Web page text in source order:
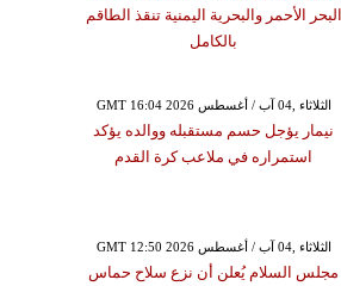
البحر الأحمر والبحرية اليمنية تنقذ الطاقم
بالكامل
GMT 16:04 2026 الثلاثاء ,04 آب / أغسطس
نيمار يؤجل حسم مستقبله ووالده يؤكد
استمراره في ملاعب كرة القدم
GMT 12:50 2026 الثلاثاء ,04 آب / أغسطس
مجلس السلام يُعلن أن نزع سلاح حماس